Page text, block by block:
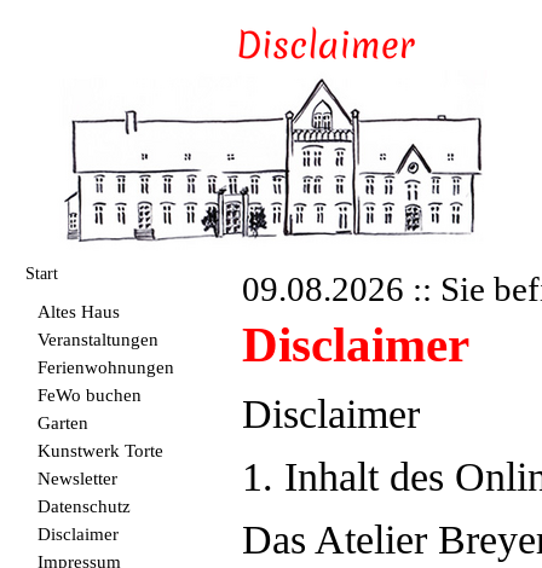
Start
Altes Haus
Veranstaltungen
Ferienwohnungen
FeWo buchen
Garten
Kunstwerk Torte
Newsletter
Datenschutz
Disclaimer
Impressum
09.08.2026 :: Sie
Disclaimer
Disclaimer
1. Inhalt des
Das Atelier